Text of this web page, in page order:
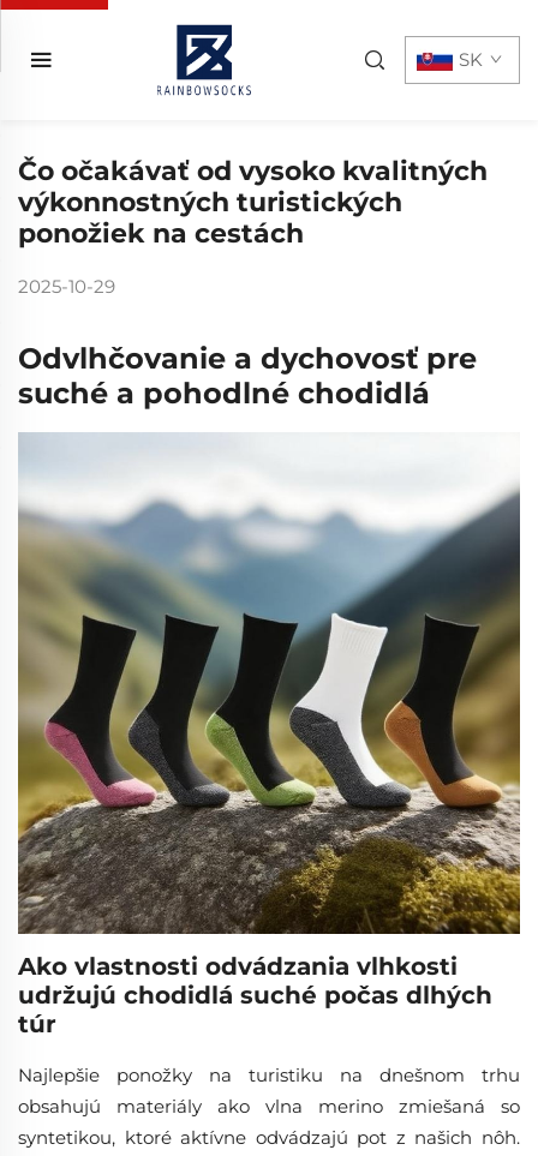
SK
Čo očakávať od vysoko kvalitných
výkonnostných turistických
ponožiek na cestách
2025-10-29
Odvlhčovanie a dychovosť pre
suché a pohodlné chodidlá
Ako vlastnosti odvádzania vlhkosti
udržujú chodidlá suché počas dlhých
túr
Najlepšie ponožky na turistiku na dnešnom trhu
obsahujú materiály ako vlna merino zmiešaná so
syntetikou, ktoré aktívne odvádzajú pot z našich nôh.